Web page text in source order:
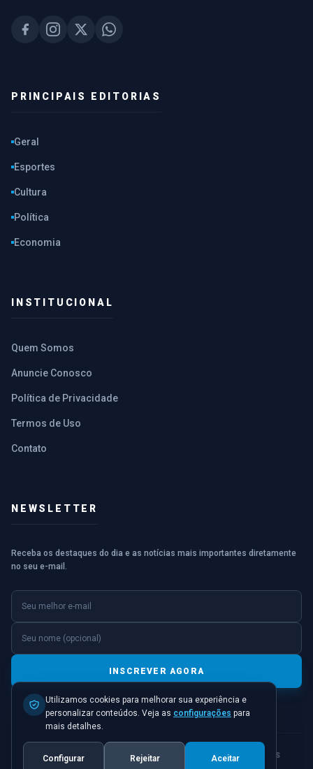
PRINCIPAIS EDITORIAS
Geral
Esportes
Cultura
Política
Economia
INSTITUCIONAL
Quem Somos
Anuncie Conosco
Política de Privacidade
Termos de Uso
Contato
NEWSLETTER
Receba os destaques do dia e as notícias mais importantes diretamente
no seu e-mail.
E-mail
Nome (opcional)
INSCREVER AGORA
© 2026 JORNAL PONTO INICIAL. TODOS OS DIREITOS
RESERVADOS.
Utilizamos cookies para melhorar sua experiência e
personalizar conteúdos. Veja as configurações para
mais detalhes.
Configurar Rejeitar Aceitar